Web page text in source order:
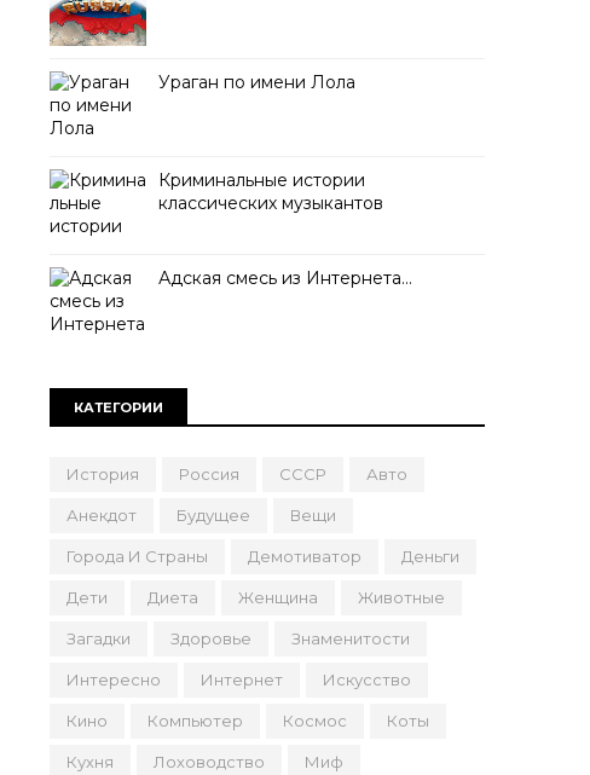
Ураган по имени Лола
Криминальные истории
классических музыкантов
Адская смесь из Интернета…
КАТЕГОРИИ
История Россия СССР Авто
Анекдот Будущее Вещи
Города И Страны Демотиватор Деньги
Дети Диета Женщина Животные
Загадки Здоровье Знаменитости
Интересно Интернет Искусство
Кино Компьютер Космос Коты
Кухня Лоховодство Миф